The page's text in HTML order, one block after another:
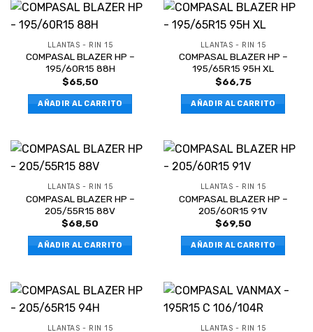
LLANTAS - RIN 15
COMPASAL BLAZER HP –
195/60R15 88H
$65,50
AÑADIR AL CARRITO
LLANTAS - RIN 15
COMPASAL BLAZER HP –
195/65R15 95H XL
$66,75
AÑADIR AL CARRITO
LLANTAS - RIN 15
COMPASAL BLAZER HP –
205/55R15 88V
$68,50
AÑADIR AL CARRITO
LLANTAS - RIN 15
COMPASAL BLAZER HP –
205/60R15 91V
$69,50
AÑADIR AL CARRITO
LLANTAS - RIN 15 LLANTAS - RIN 15